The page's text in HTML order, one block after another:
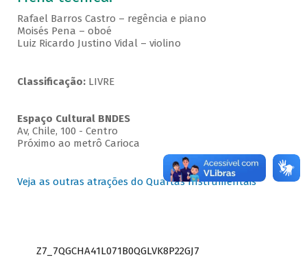
Rafael Barros Castro – regência e piano
Moisés Pena – oboé
Luiz Ricardo Justino Vidal – violino
Classificação:LIVRE
Espaço Cultural BNDES
Av, Chile, 100 - Centro
Próximo ao metrô Carioca
Veja as outras atrações do Quartas Instrumentais
Z7_7QGCHA41L071B0QGLVK8P22GJ7